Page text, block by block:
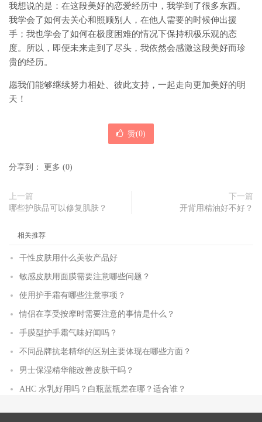
我想说的是：在这段美好的恋爱经历中，我学到了很多东西。
我学会了如何去关心和照顾别人，在他人需要的时候伸出援
手；我也学会了如何在极度困难的情况下保持积极乐观的态
度。所以，即便未来走到了尽头，我依然会感激这段美好而珍
贵的经历。
愿我们能够继续努力相处、彼此支持，一起走向更加美好的明
天！
赞(0)
分享到： 更多 (0)
上一篇
哪些护肤品可以修复肌肤？
下一篇
开背用精油好不好？
相关推荐
干性皮肤用什么美妆产品好
敏感皮肤用面膜需要注意哪些问题？
使用护手霜有哪些注意事项？
情侣在享受按摩时需要注意的事情是什么？
手膜型护手霜气味好闻吗？
不同品牌抗老精华的区别主要体现在哪些方面？
男士保湿精华能改善皮肤干吗？
AHC 水乳好用吗？白瓶蓝瓶差在哪？适合谁？